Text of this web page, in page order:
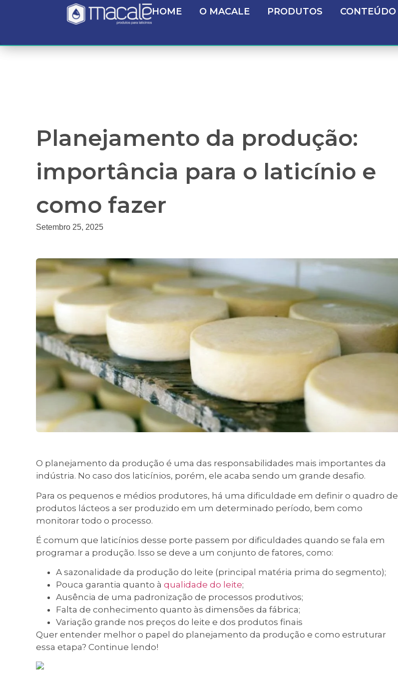
HOME O MACALE PRODUTOS CONTEÚDO
Planejamento da produção:
importância para o laticínio e
como fazer
Setembro 25, 2025
O planejamento da produção é uma das responsabilidades mais importantes da
indústria. No caso dos laticínios, porém, ele acaba sendo um grande desafio.
Para os pequenos e médios produtores, há uma dificuldade em definir o quadro de
produtos lácteos a ser produzido em um determinado período, bem como
monitorar todo o processo.
É comum que laticínios desse porte passem por dificuldades quando se fala em
programar a produção. Isso se deve a um conjunto de fatores, como:
A sazonalidade da produção do leite (principal matéria prima do segmento);
Pouca garantia quanto à qualidade do leite;
Ausência de uma padronização de processos produtivos;
Falta de conhecimento quanto às dimensões da fábrica;
Variação grande nos preços do leite e dos produtos finais
Quer entender melhor o papel do planejamento da produção e como estruturar
essa etapa? Continue lendo!